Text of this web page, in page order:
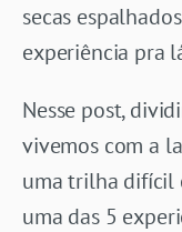
secas
experiência pra
Nesse post,
vivemos com a
uma trilha difícil
uma das 5